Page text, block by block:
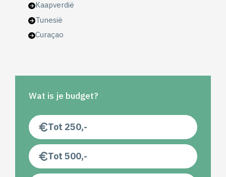
Kaapverdië
Tunesië
Curaçao
Wat is je budget?
Tot 250,-
Tot 500,-